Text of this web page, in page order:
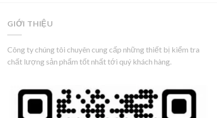
GIỚI THIỆU
Công ty chúng tôi chuyên cung cấp những thiết bị kiểm tra
chất lượng sản phẩm tốt nhất tới quý khách hàng.